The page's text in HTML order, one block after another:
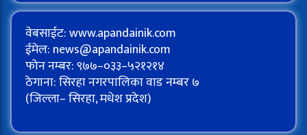
वेबसाईट: www.apandainik.com
ईमेल: news@apandainik.com
फोन नम्बर: ९७७–०३३–५२१२१४
ठेगाना: सिरहा नगरपालिका वाड नम्बर ७
(जिल्ला– सिरहा, मधेश प्रदेश)